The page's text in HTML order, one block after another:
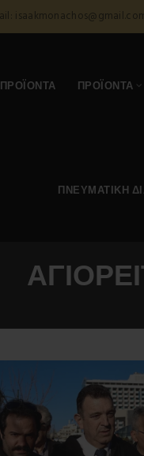
ΠΡΟΪΌΝΤΑ
ΠΝΕΥΜΑΤΙΚΉ